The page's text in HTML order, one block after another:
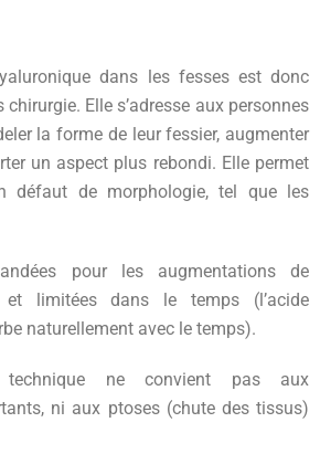
dans les fesses est donc
Elle s’adresse aux personnes
la forme de leur fessier, augmenter
un aspect plus rebondi. Elle permet
défaut de morphologie, tel que les
pour les augmentations de
et limitées dans le temps (l’acide
naturellement avec le temps).
ne convient pas aux
ni aux ptoses (chute des tissus)